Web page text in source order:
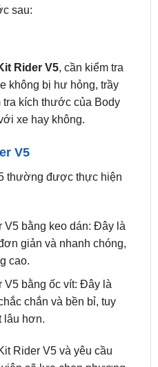
sau:
Rider V5, cần kiểm tra
không bị hư hỏng, trầy
kích thước của Body
xe hay không.
V5
thường được thực hiện
V5 bằng keo dán: Đây là
giản và nhanh chóng,
cao.
V5 bằng ốc vít: Đây là
chắn và bền bỉ, tuy
lâu hơn.
Rider V5 và yêu cầu